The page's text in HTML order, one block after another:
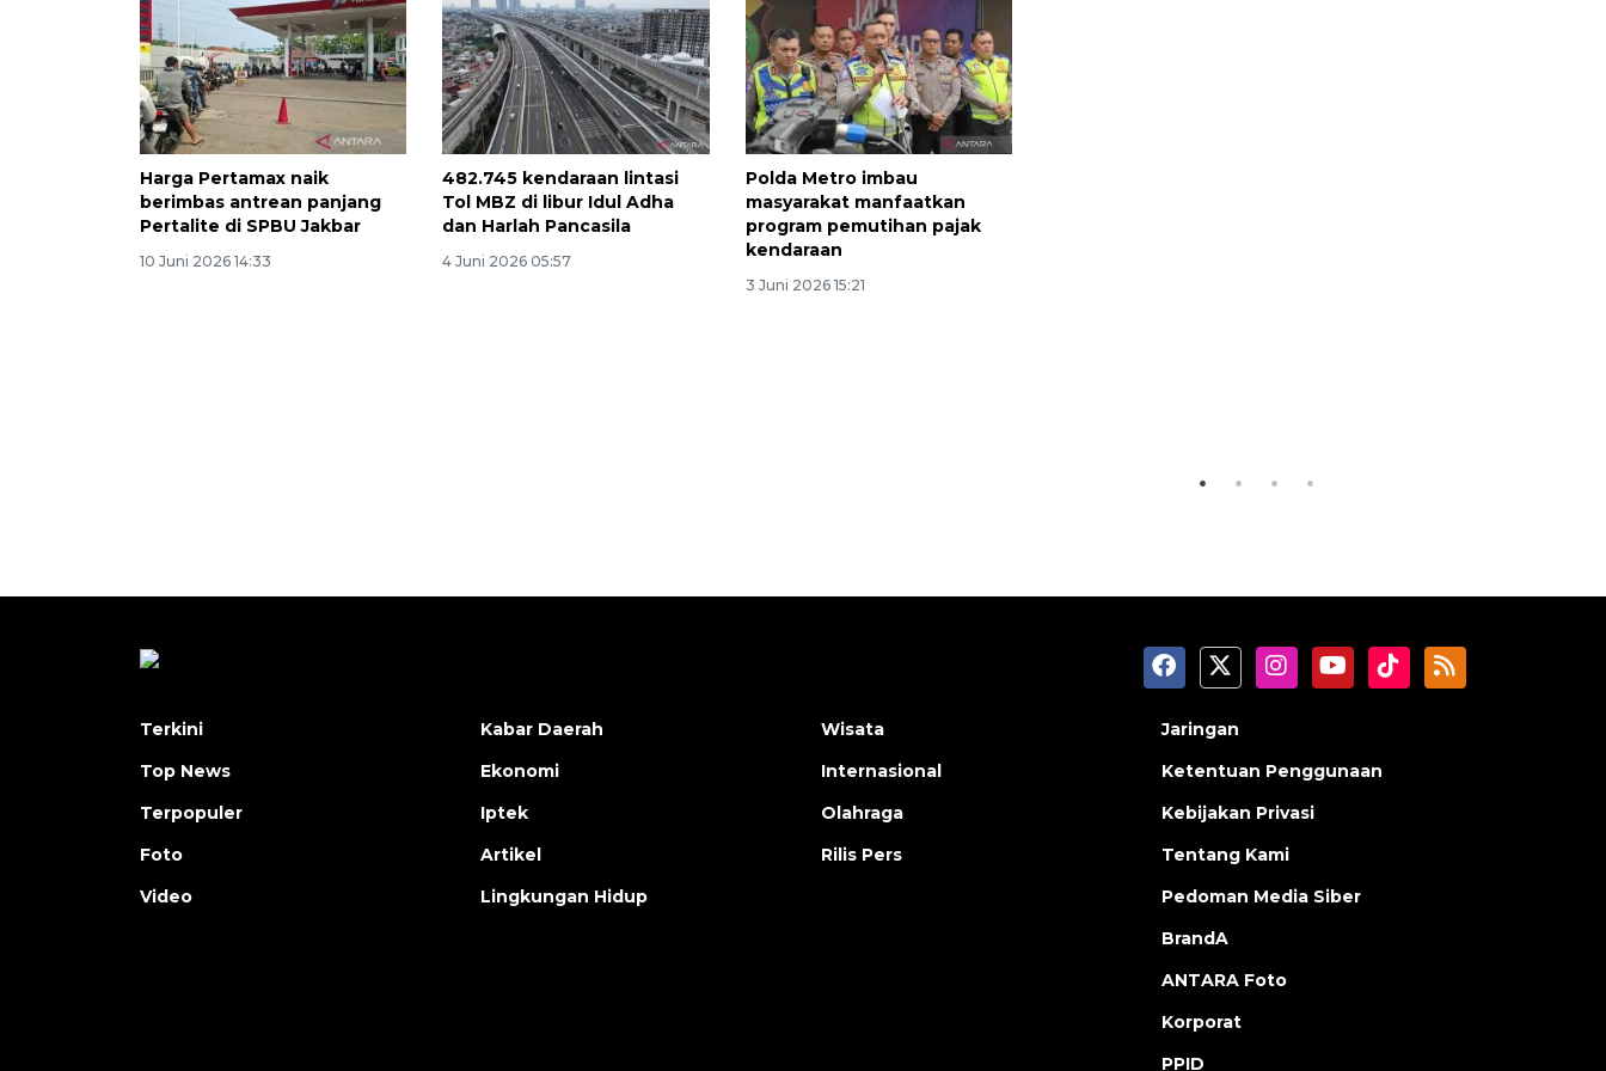
Harga Pertamax naik
berimbas antrean panjang
Pertalite di SPBU Jakbar
10 Juni 2026 14:33
482.745 kendaraan lintasi
Tol MBZ di libur Idul Adha
dan Harlah Pancasila
4 Juni 2026 05:57
Polda Metro imbau
masyarakat manfaatkan
program pemutihan pajak
kendaraan
3 Juni 2026 15:21
Terkini
Top News
Terpopuler
Foto
Video
Kabar Daerah
Ekonomi
Iptek
Artikel
Lingkungan Hidup
Wisata
Internasional
Olahraga
Rilis Pers
Jaringan
Ketentuan Penggunaan
Kebijakan Privasi
Tentang Kami
Pedoman Media Siber
BrandA
ANTARA Foto
Korporat
PPID